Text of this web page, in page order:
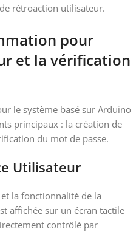
rétroaction utilisateur.
pour
et la vérification
le système basé sur Arduino
principaux : la création de
du mot de passe.
Utilisateur
la fonctionnalité de la
affichée sur un écran tactile
contrôlé par